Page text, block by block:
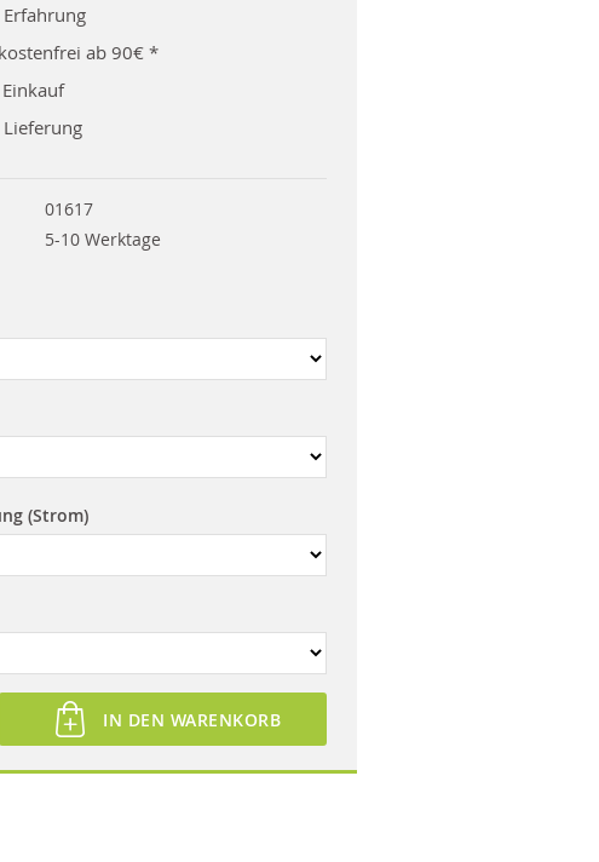
Erfahrung
ab 90€ *
Lieferung
01617
5-10 Werktage
(Strom)
IN DEN WARENKORB